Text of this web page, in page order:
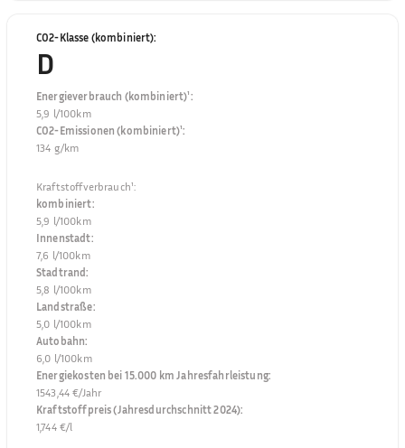
CO2-Klasse (kombiniert):
D
Energieverbrauch (kombiniert)¹:
5,9 l/100km
CO2-Emissionen (kombiniert)¹:
134 g/km
Kraftstoffverbrauch¹:
kombiniert:
5,9 l/100km
Innenstadt:
7,6 l/100km
Stadtrand:
5,8 l/100km
Landstraße:
5,0 l/100km
Autobahn:
6,0 l/100km
Energiekosten bei 15.000 km Jahresfahrleistung:
1543,44 €/Jahr
Kraftstoffpreis (Jahresdurchschnitt 2024):
1,744 €/l